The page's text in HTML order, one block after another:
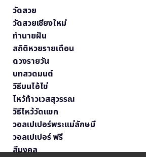
วัดสวย
วัดสวยเชียงใหม่
ทำนายฝัน
สถิติหวยรายเดือน
ดวงรายวัน
บทสวดมนต์
วิธีบนไอ้ไข่
ไหว้ท้าวเวสสุวรรณ
วิธีไหว้วัดแขก
วอลเปเปอร์พระแม่ลักษมี
วอลเปเปอร์ ฟรี
สีมงคล